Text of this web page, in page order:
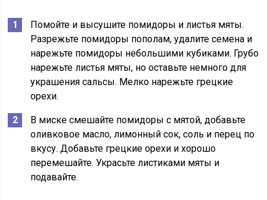
Помойте и высушите помидоры и листья мяты.
Разрежьте помидоры пополам, удалите семена и
нарежьте помидоры небольшими кубиками. Грубо
нарежьте листья мяты, но оставьте немного для
украшения сальсы. Мелко нарежьте грецкие
орехи.
В миске смешайте помидоры с мятой, добавьте
оливковое масло, лимонный сок, соль и перец по
вкусу. Добавьте грецкие орехи и хорошо
перемешайте. Украсьте листиками мяты и
подавайте.